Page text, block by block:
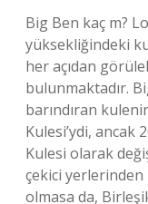
Big Ben kaç m?
yüksekliğindeki
her açıdan
bulunmaktadır.
barındıran
Kulesi’ydi, ancak
Kulesi olarak
çekici yerlerinden
olmasa da,